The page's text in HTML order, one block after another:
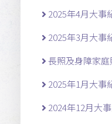
2025年4月大事
2025年3月大事
長照及身障家
2025年1月大事
2024年12月大